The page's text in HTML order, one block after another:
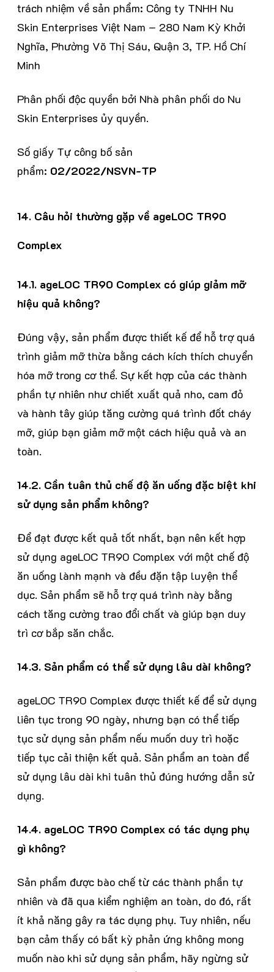
trách nhiệm về sản phẩm: Công ty TNHH Nu
Skin Enterprises Việt Nam – 280 Nam Kỳ Khởi
Nghĩa, Phường Võ Thị Sáu, Quận 3, TP. Hồ Chí
Minh
Phân phối độc quyền bởi Nhà phân phối do Nu
Skin Enterprises ủy quyền.
Số giấy Tự công bố sản
phẩm: 02/2022/NSVN-TP
14. Câu hỏi thường gặp về ageLOC TR90
Complex
14.1. ageLOC TR90 Complex có giúp giảm mỡ
hiệu quả không?
Đúng vậy, sản phẩm được thiết kế để hỗ trợ quá
trình giảm mỡ thừa bằng cách kích thích chuyển
hóa mỡ trong cơ thể. Sự kết hợp của các thành
phần tự nhiên như chiết xuất quả nho, cam đỏ
và hành tây giúp tăng cường quá trình đốt cháy
mỡ, giúp bạn giảm mỡ một cách hiệu quả và an
toàn.
14.2. Cần tuân thủ chế độ ăn uống đặc biệt khi
sử dụng sản phẩm không?
Để đạt được kết quả tốt nhất, bạn nên kết hợp
sử dụng ageLOC TR90 Complex với một chế độ
ăn uống lành mạnh và đều đặn tập luyện thể
dục. Sản phẩm sẽ hỗ trợ quá trình này bằng
cách tăng cường trao đổi chất và giúp bạn duy
trì cơ bắp săn chắc.
14.3. Sản phẩm có thể sử dụng lâu dài không?
ageLOC TR90 Complex được thiết kế để sử dụng
liên tục trong 90 ngày, nhưng bạn có thể tiếp
tục sử dụng sản phẩm nếu muốn duy trì hoặc
tiếp tục cải thiện kết quả. Sản phẩm an toàn để
sử dụng lâu dài khi tuân thủ đúng hướng dẫn sử
dụng.
14.4. ageLOC TR90 Complex có tác dụng phụ
gì không?
Sản phẩm được bào chế từ các thành phần tự
nhiên và đã qua kiểm nghiệm an toàn, do đó, rất
ít khả năng gây ra tác dụng phụ. Tuy nhiên, nếu
bạn cảm thấy có bất kỳ phản ứng không mong
muốn nào khi sử dụng sản phẩm, hãy ngừng sử